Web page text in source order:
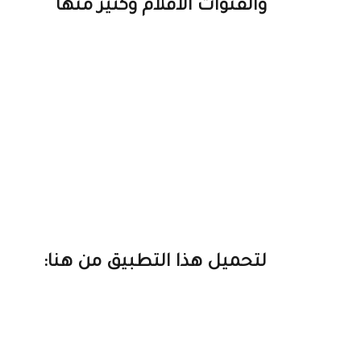
والقنوات الافلام وكثير منها
لتحميل هذا التطبيق من هنا: